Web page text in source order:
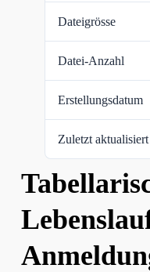
Dateigrösse
Datei-Anzahl
Erstellungsdatum
Zuletzt aktualisiert